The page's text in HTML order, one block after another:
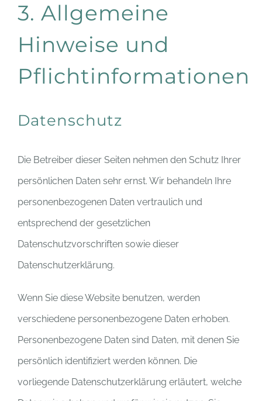
3. Allgemeine
Hinweise und
Pflichtinformationen
Datenschutz
Die Betreiber dieser Seiten nehmen den Schutz Ihrer
persönlichen Daten sehr ernst. Wir behandeln Ihre
personenbezogenen Daten vertraulich und
entsprechend der gesetzlichen
Datenschutzvorschriften sowie dieser
Datenschutzerklärung.
Wenn Sie diese Website benutzen, werden
verschiedene personenbezogene Daten erhoben.
Personenbezogene Daten sind Daten, mit denen Sie
persönlich identifiziert werden können. Die
vorliegende Datenschutzerklärung erläutert, welche